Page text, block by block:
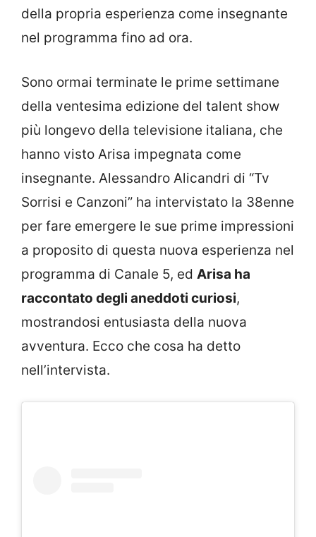
della propria esperienza come insegnante
nel programma fino ad ora.
Sono ormai terminate le prime settimane
della ventesima edizione del talent show
più longevo della televisione italiana, che
hanno visto Arisa impegnata come
insegnante. Alessandro Alicandri di “Tv
Sorrisi e Canzoni” ha intervistato la 38enne
per fare emergere le sue prime impressioni
a proposito di questa nuova esperienza nel
programma di Canale 5, ed Arisa ha
raccontato degli aneddoti curiosi,
mostrandosi entusiasta della nuova
avventura. Ecco che cosa ha detto
nell’intervista.